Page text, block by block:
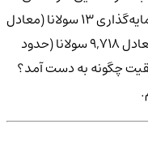
است. این معامله‌گر موفق شد تنها با سرمایه‌گذاری ۱۳ سولانا (معادل
تقریبی ۳.۳ هزار دلار)، سودی چشمگیر معادل ۹,۷۱۸ سولانا (حدود
چگونه به دست آمد؟